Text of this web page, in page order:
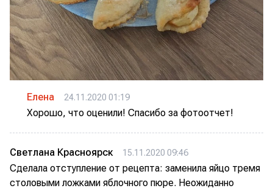
Елена 24.11.2020 01:19
Хорошо, что оценили! Спасибо за фотоотчет!
Светлана Красноярск 15.11.2020 09:46
Сделала отступление от рецепта: заменила яйцо тремя
столовыми ложками яблочного пюре. Неожиданно